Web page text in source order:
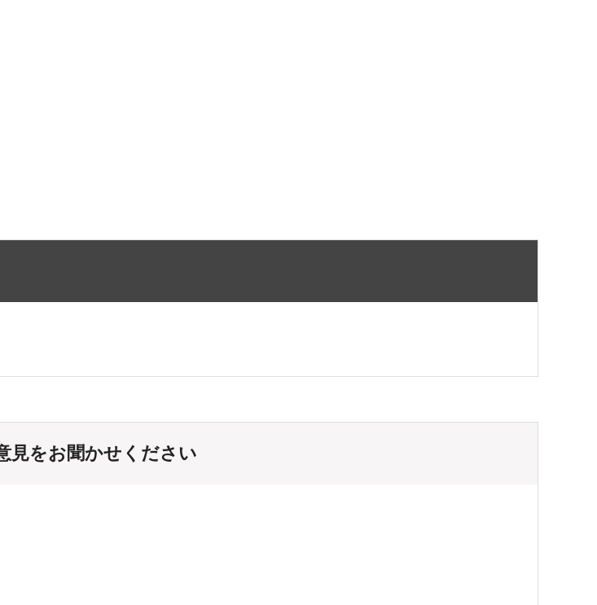
見をお聞かせください